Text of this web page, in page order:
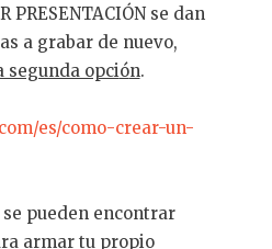
PRESENTACIÓN se dan
a grabar de nuevo,
segunda opción.
es/como-crear-un-
pueden encontrar
armar tu propio